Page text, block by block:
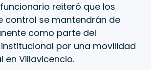
reiteró que los
control se mantendrán de
como parte del
por una movilidad
en Villavicencio.